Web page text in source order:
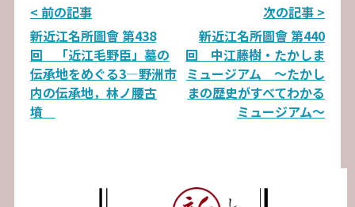
投
稿
ナ
ビ
< 前の記事
新近江名所圖會 第438
回 「近江毛野臣」墓の
伝承地をめぐる3―野洲市
内の伝承地，林ノ腰古
墳
次の記事 >
新近江名所圖會 第440
回 中江藤樹・たかしま
ミュージアム ～たかし
まの歴史がすべてわかる
ミュージアム～